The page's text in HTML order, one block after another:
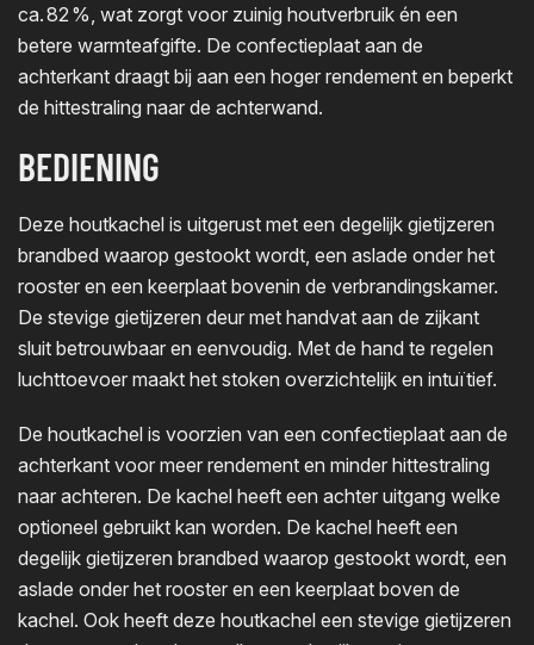
ca. 82 %, wat zorgt voor zuinig houtverbruik én een
betere warmteafgifte. De confectieplaat aan de
achterkant draagt bij aan een hoger rendement en beperkt
de hittestraling naar de achterwand.
BEDIENING
Deze houtkachel is uitgerust met een degelijk gietijzeren
brandbed waarop gestookt wordt, een aslade onder het
rooster en een keerplaat bovenin de verbrandingskamer.
De stevige gietijzeren deur met handvat aan de zijkant
sluit betrouwbaar en eenvoudig. Met de hand te regelen
luchttoevoer maakt het stoken overzichtelijk en intuïtief.
De houtkachel is voorzien van een confectieplaat aan de
achterkant voor meer rendement en minder hittestraling
naar achteren. De kachel heeft een achter uitgang welke
optioneel gebruikt kan worden. De kachel heeft een
degelijk gietijzeren brandbed waarop gestookt wordt, een
aslade onder het rooster en een keerplaat boven de
kachel. Ook heeft deze houtkachel een stevige gietijzeren